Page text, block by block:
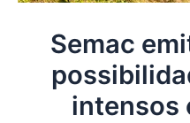
Semac
intensos